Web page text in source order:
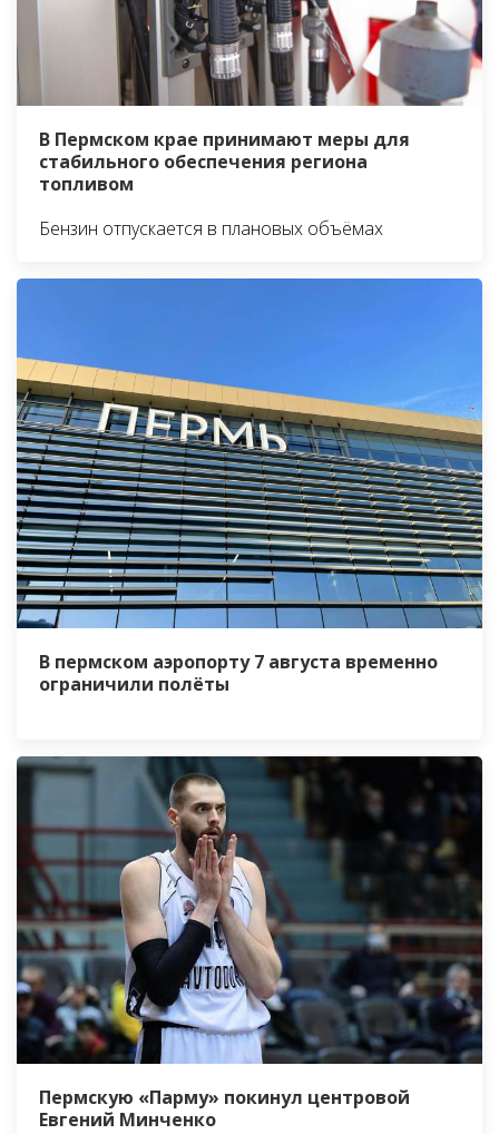
В Пермском крае принимают меры для
стабильного обеспечения региона
топливом
Бензин отпускается в плановых объёмах
В пермском аэропорту 7 августа временно
ограничили полёты
Пермскую «Парму» покинул центровой
Евгений Минченко